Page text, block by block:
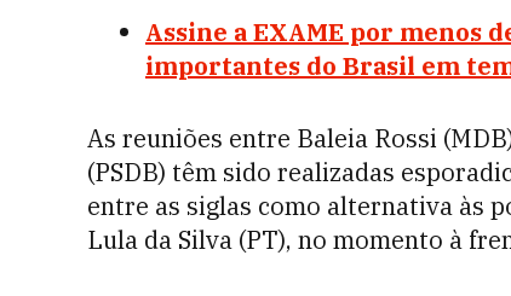
Assine a EXAME por menos
importantes do Brasil em
As reuniões entre Baleia Rossi
(PSDB) têm sido realizadas
entre as siglas como alternativa às
Lula da Silva (PT), no momento à